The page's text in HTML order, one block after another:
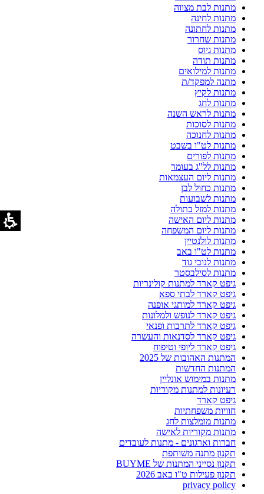
מתנות לבת מצווה
מתנות לחינה
מתנות לחתונה
מתנות שחרור
מתנות גיוס
מתנות תודה
מתנות למילואים
מתנה למפקד/ת
מתנות לקיץ
מתנות לחג
מתנות לראש השנה
מתנות לסוכות
מתנות לחנוכה
מתנות לט"ו בשבט
מתנות לפורים
מתנות לל"ג בעומר
מתנות ליום העצמאות
מתנות כחול לבן
מתנות לשבועות
מתנות למזל בתולה
מתנות ליום האישה
מתנות ליום המשפחה
מתנות לולנטיין
מתנות לט"ו באב
מתנות לנובי גוד
מתנות לסילבסטר
גיפט קארד למתנות קולינריות
גיפט קארד לבתי ספא
גיפט קארד למותגי אופנה
גיפט קארד לנופש ולמלונות
גיפט קארד לתרבות ופנאי
גיפט קארד לסדנאות והעשרה
גיפט קארד ליופי וטיפוח
המתנות האהובות של 2025
המתנות החדשות
מתנות במימוש אונליין
רעיונות למתנות מקוריות
גיפט קארד
חוויות משפחתיות
מתנות מומלצות לחג
מתנות מקוריות לאישה
חברות וארגונים - מתנות לעובדים
תקנון מתנה משותפת
תקנון נסייני המתנות של BUYME
תקנון פעילות ט"ו באב 2026
privacy policy